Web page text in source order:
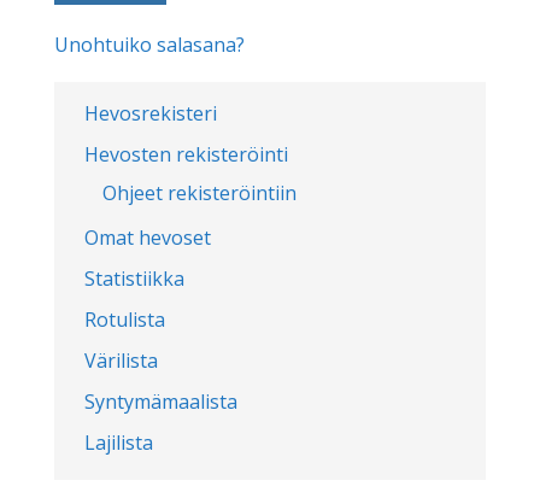
Hevosrekisteri
Hevosten rekisteröinti
Ohjeet rekisteröintiin
Omat hevoset
Statistiikka
Rotulista
Värilista
Syntymämaalista
Lajilista
Unohtuiko salasana?